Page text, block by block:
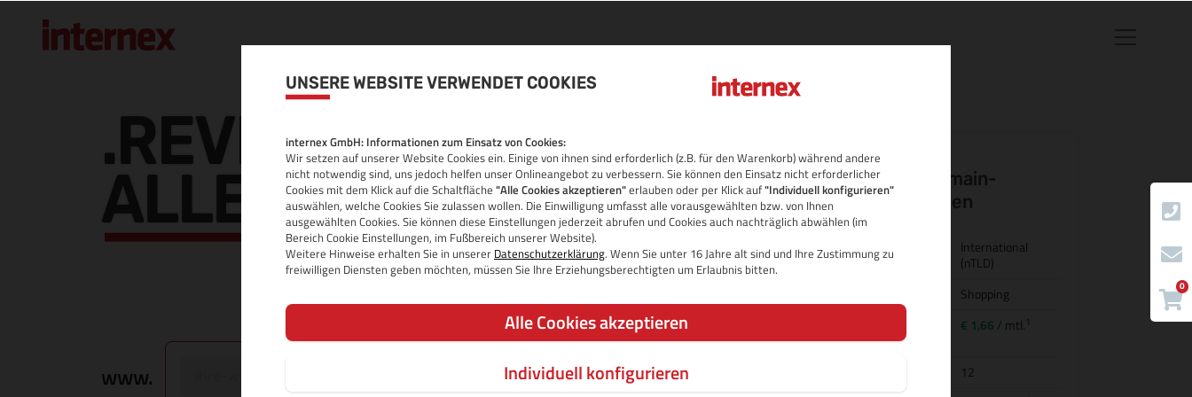
UNSERE WEBSITE VERWENDET COOKIES
internex GmbH: Informationen zum Einsatz von Cookies:
Wir setzen auf unserer Website Cookies ein. Einige von ihnen sind erforderlich (z.B. für den Warenkorb) während andere
nicht notwendig sind, uns jedoch helfen unser Onlineangebot zu verbessern. Sie können den Einsatz nicht erforderlicher
Cookies mit dem Klick auf die Schaltfläche "Alle Cookies akzeptieren"erlauben oder per Klick auf"Individuell konfigurieren"
auswählen, welche Cookies Sie zulassen wollen. Die Einwilligung umfasst alle vorausgewählten bzw. von Ihnen
ausgewählten Cookies. Sie können diese Einstellungen jederzeit abrufen und Cookies auch nachträglich abwählen (im
Bereich Cookie Einstellungen, im Fußbereich unserer Website).
Weitere Hinweise erhalten Sie in unserer Datenschutzerklärung. Wenn Sie unter 16 Jahre alt sind und Ihre Zustimmung zu
freiwilligen Diensten geben möchten, müssen Sie Ihre Erziehungsberechtigten um Erlaubnis bitten.
Alle Cookies akzeptieren
Individuell konfigurieren
0
.REVIEWS DOMAIN
ALLE INFOS
www. JETZT DOMAIN PRÜFEN
.reviews Domain-
Eigenschaften
Land/Bezeichnung
International
(nTLD)
Shopping
Domainregistrierung
€ 1,66 / mtl. 1
12